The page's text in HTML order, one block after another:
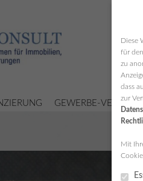
GEWERBE-
Diese
für
zu
dass
zur
Mit